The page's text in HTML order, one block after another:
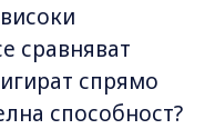
сравняват
спрямо
способност?